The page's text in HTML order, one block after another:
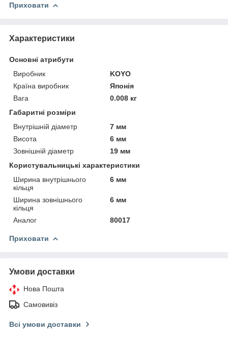
Приховати
Характеристики
Основні атрибути
Виробник
KOYO
Країна виробник
Японія
Вага
0.008 кг
Габаритні розміри
Внутрішній діаметр
7 мм
Висота
6 мм
Зовнішній діаметр
19 мм
Користувальницькі характеристики
Ширина внутрішнього
кільця
6 мм
Ширина зовнішнього
кільця
6 мм
Аналог 80017
Приховати
Умови доставки
Нова Пошта
Самовивіз
Всі умови доставки